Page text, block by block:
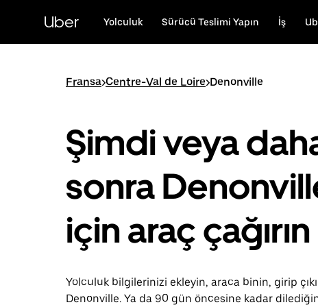
Uber Yolculuk Sürücü Teslimi Yapın İş
Fransa>Centre-Val de Loire>Denonville
Şimdi veya
sonra
için araç çağırın
Yolculuk bilgilerinizi ekleyin, araca binin, girip
Denonville. Ya da 90 gün öncesine kadar